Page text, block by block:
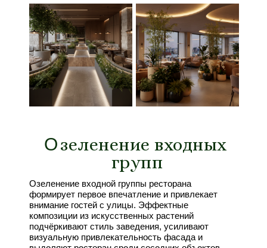
Озеленение входных
групп
Озеленение входной группы ресторана
формирует первое впечатление и привлекает
внимание гостей с улицы. Эффектные
композиции из искусственных растений
подчёркивают стиль заведения, усиливают
визуальную привлекательность фасада и
О